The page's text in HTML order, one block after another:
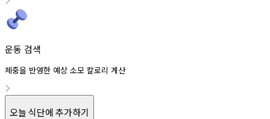
운동 검색
체중을 반영한 예상 소모 칼로리 계산
오늘 식단에 추가하기